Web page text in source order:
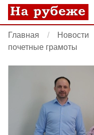
Главная Новости
почетные грамоты